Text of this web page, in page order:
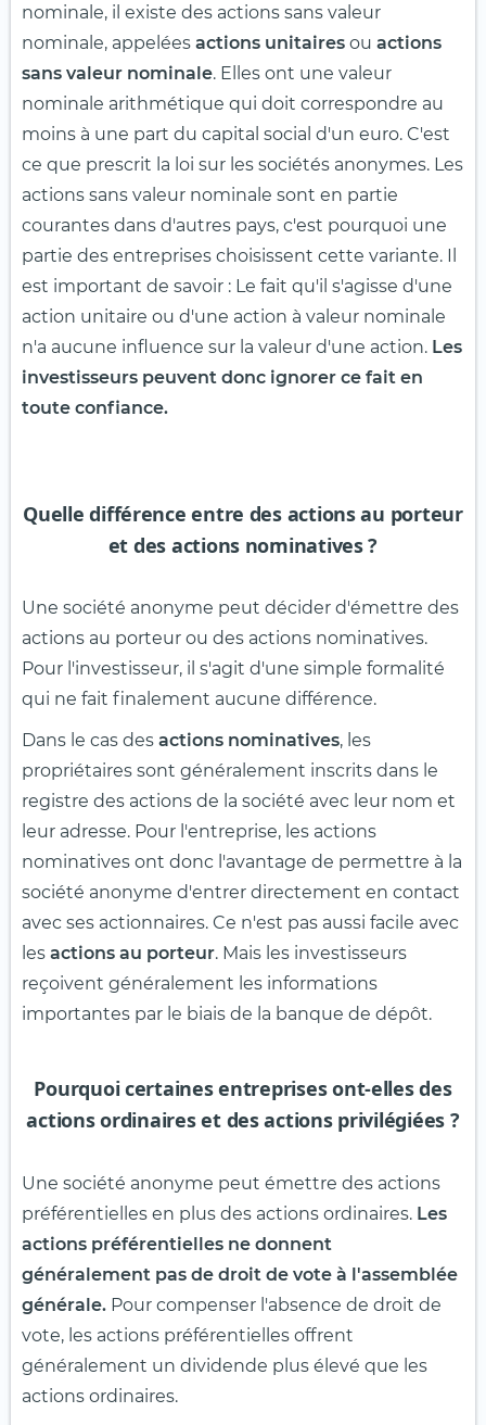
nominale, il existe des actions sans valeur
nominale, appelées actions unitaires ou actions
sans valeur nominale. Elles ont une valeur
nominale arithmétique qui doit correspondre au
moins à une part du capital social d'un euro. C'est
ce que prescrit la loi sur les sociétés anonymes. Les
actions sans valeur nominale sont en partie
courantes dans d'autres pays, c'est pourquoi une
partie des entreprises choisissent cette variante. Il
est important de savoir : Le fait qu'il s'agisse d'une
action unitaire ou d'une action à valeur nominale
n'a aucune influence sur la valeur d'une action. Les
investisseurs peuvent donc ignorer ce fait en
toute confiance.
Quelle différence entre des actions au porteur
et des actions nominatives ?
Une société anonyme peut décider d'émettre des
actions au porteur ou des actions nominatives.
Pour l'investisseur, il s'agit d'une simple formalité
qui ne fait finalement aucune différence.
Dans le cas des actions nominatives, les
propriétaires sont généralement inscrits dans le
registre des actions de la société avec leur nom et
leur adresse. Pour l'entreprise, les actions
nominatives ont donc l'avantage de permettre à la
société anonyme d'entrer directement en contact
avec ses actionnaires. Ce n'est pas aussi facile avec
les actions au porteur. Mais les investisseurs
reçoivent généralement les informations
importantes par le biais de la banque de dépôt.
Pourquoi certaines entreprises ont-elles des
actions ordinaires et des actions privilégiées ?
Une société anonyme peut émettre des actions
préférentielles en plus des actions ordinaires. Les
actions préférentielles ne donnent
généralement pas de droit de vote à l'assemblée
générale. Pour compenser l'absence de droit de
vote, les actions préférentielles offrent
généralement un dividende plus élevé que les
actions ordinaires.